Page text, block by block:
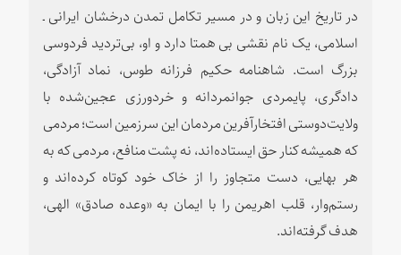
در تاریخ این زبان و در مسیر تکامل تمدن درخشان ایرانی ـ
اسلامی، یک نام نقشی بی همتا دارد و او، بیتردید فردوسی
بزرگ است. شاهنامه حکیم فرزانه طوس، نماد آزادگی،
دادگری، پایمردی جوانمردانه و خردورزی عجینشده با
ولایتدوستی افتخارآفرین مردمان این سرزمین است؛ مردمی
که همیشه کنار حق ایستادهاند، نه پشت منافع، مردمی که به
هر بهایی، دست متجاوز را از خاک خود کوتاه کردهاند و
رستموار، قلب اهریمن را با ایمان به «وعده صادق» الهی،
هدف گرفتهاند.